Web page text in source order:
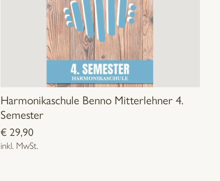
Harmonikaschule Benno Mitterlehner 4.
Semester
€ 29,90
inkl. MwSt.